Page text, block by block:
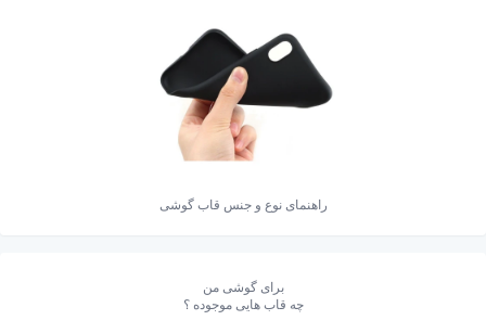
راهنمای نوع و جنس قاب گوشی
برای گوشی من
چه قاب هایی موجوده ؟